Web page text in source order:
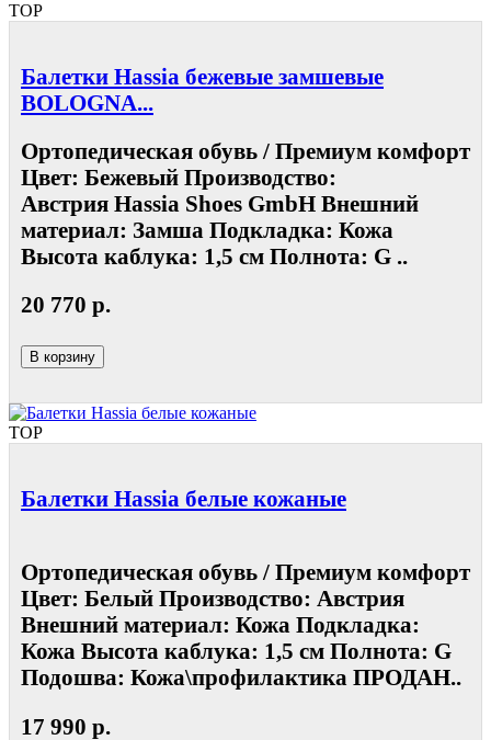
TOP
Балетки Hassia бежевые замшевые
BOLOGNA...
Ортопедическая обувь / Премиум комфорт
Цвет: Бежевый Производство:
Австрия Hassia Shoes GmbH Внешний
материал: Замша Подкладка: Кожа
Высота каблука: 1,5 см Полнота: G ..
20 770 р.
В корзину
TOP
Балетки Hassia белые кожаные
Ортопедическая обувь / Премиум комфорт
Цвет: Белый Производство: Австрия
Внешний материал: Кожа Подкладка:
Кожа Высота каблука: 1,5 см Полнота: G
Подошва: Кожа\профилактика ПРОДАН..
17 990 р.